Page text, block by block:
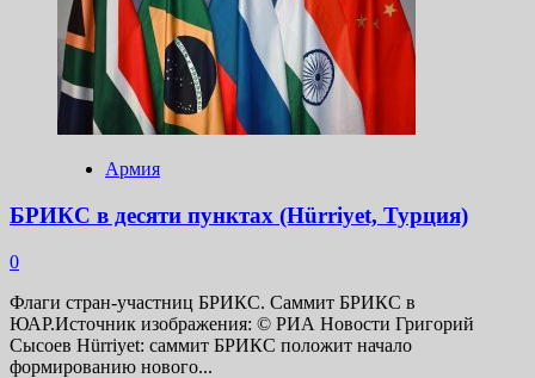
китайское
взаимодействие
международной
арене
является
одним
из
ключевых
стратегической
—
Путин
Армия
БРИКС в десяти пунктах (Hürriyet, Турция)
0
Флаги стран-участниц БРИКС. Саммит БРИКС в
ЮАР.Источник изображения: © РИА Новости Григорий
Сысоев Hürriyet: саммит БРИКС положит начало
формированию нового...